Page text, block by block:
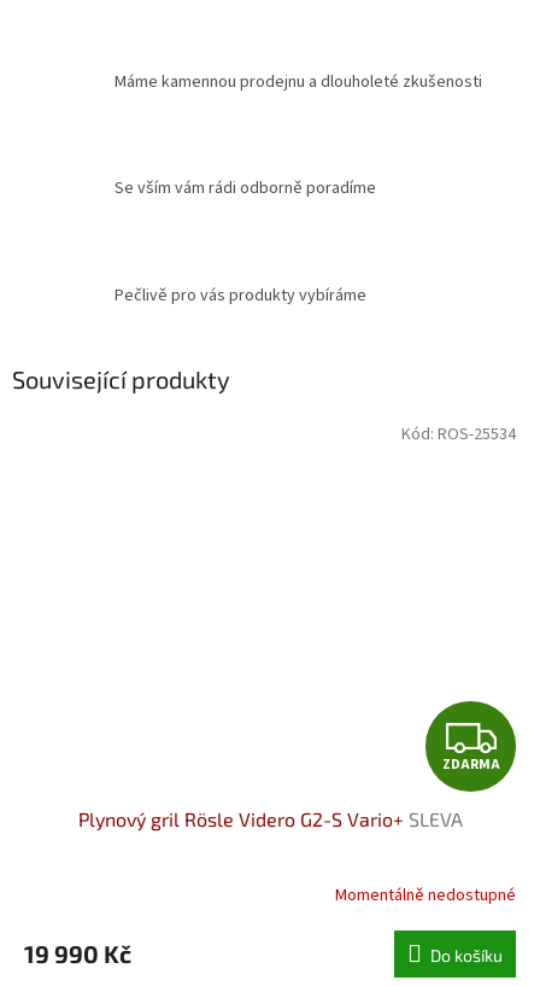
Máme kamennou prodejnu a dlouholeté zkušenosti
Se vším vám rádi odborně poradíme
Pečlivě pro vás produkty vybíráme
Související produkty
Z
D
R
M
ZDARMA
Plynový gril Rösle Videro G2-S Vario+ SLEVA
Momentálně nedostupné
19 990 Kč Do košíku
Kód: ROS-25534